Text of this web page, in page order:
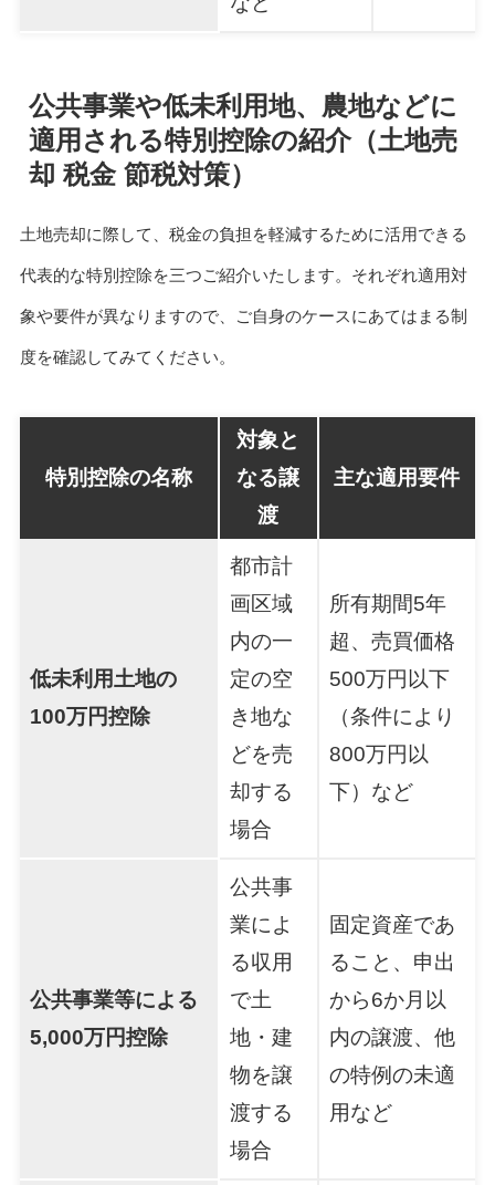
公共事業や低未利用地、農地などに
適用される特別控除の紹介（土地売
却 税金 節税対策）
土地売却に際して、税金の負担を軽減するために活用できる
代表的な特別控除を三つご紹介いたします。それぞれ適用対
象や要件が異なりますので、ご自身のケースにあてはまる制
度を確認してみてください。
特別控除の名称
対象と
なる譲
渡
主な適用要件
低未利用土地の
100万円控除
都市計
画区域
内の一
定の空
き地な
どを売
却する
場合
所有期間5年
超、売買価格
500万円以下
（条件により
800万円以
下）など
公共事業等による
5,000万円控除
公共事
業によ
る収用
で土
地・建
物を譲
渡する
場合
固定資産であ
ること、申出
から6か月以
内の譲渡、他
の特例の未適
用など